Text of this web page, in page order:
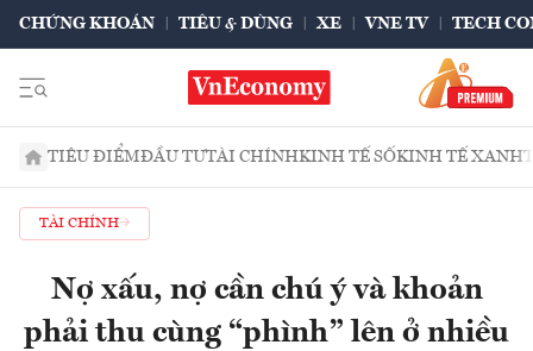
CHỨNG KHOÁN TIÊU & DÙNG XE VNE TV TECH
TIÊU ĐIỂMĐẦU TƯTÀI CHÍNHKINH TẾ SỐKINH TẾ XANH
TÀI CHÍNH
Nợ xấu, nợ cần chú ý và khoản
phải thu cùng “phình” lên ở nhiều